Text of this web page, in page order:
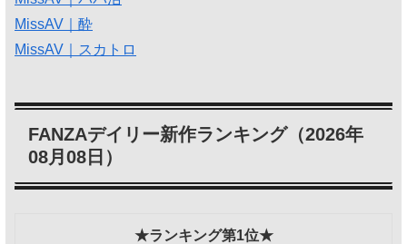
MissAV｜酔
MissAV｜スカトロ
FANZAデイリー新作ランキング（2026年
08月08日）
★ランキング第1位★